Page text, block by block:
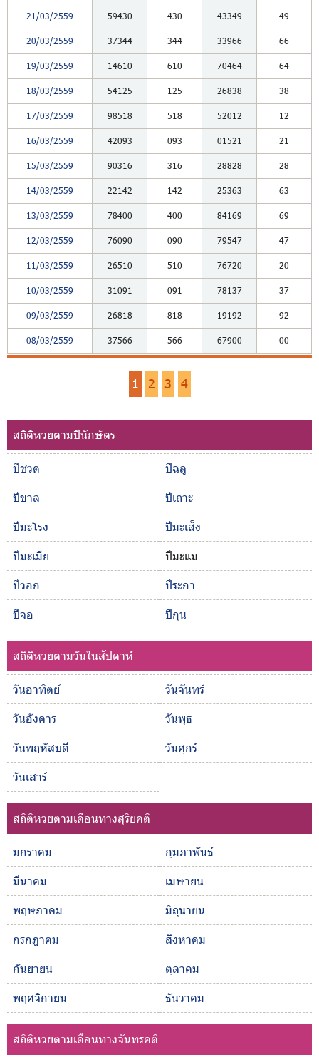
21/03/2559 59430 430 43349 49
20/03/2559 37344 344 33966 66
19/03/2559 14610 610 70464 64
18/03/2559 54125 125 26838 38
17/03/2559 98518 518 52012 12
16/03/2559 42093 093 01521 21
15/03/2559 90316 316 28828 28
14/03/2559 22142 142 25363 63
13/03/2559 78400 400 84169 69
12/03/2559 76090 090 79547 47
11/03/2559 26510 510 76720 20
10/03/2559 31091 091 78137 37
09/03/2559 26818 818 19192 92
08/03/2559 37566 566 67900 00
1 2 3 4
สถิติหวยตามปีนักษัตร
ปีชวด
ปีฉลู
ปีขาล
ปีเถาะ
ปีมะโรง
ปีมะเส็ง
ปีมะเมีย
ปีมะแม
ปีวอก
ปีระกา
ปีจอ
ปีกุน
สถิติหวยตามวันในสัปดาห์
วันอาทิตย์
วันจันทร์
วันอังคาร
วันพุธ
วันพฤหัสบดี
วันศุกร์
วันเสาร์
สถิติหวยตามเดือนทางสุริยคติ
มกราคม
กุมภาพันธ์
มีนาคม
เมษายน
พฤษภาคม
มิถุนายน
กรกฎาคม
สิงหาคม
กันยายน
ตุลาคม
พฤศจิกายน
ธันวาคม
สถิติหวยตามเดือนทางจันทรคติ